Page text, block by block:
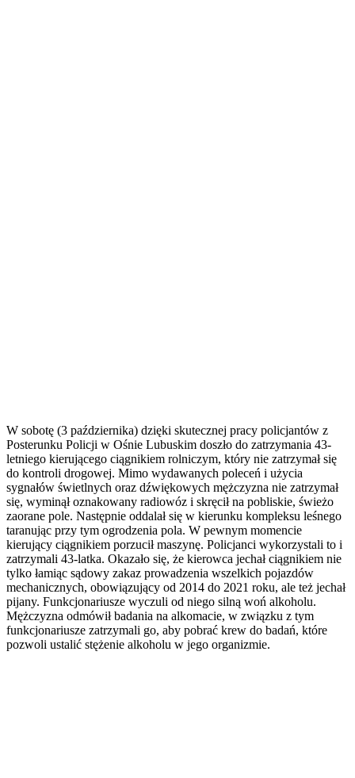
W sobotę (3 października) dzięki skutecznej pracy policjantów z
Posterunku Policji w Ośnie Lubuskim doszło do zatrzymania 43-
letniego kierującego ciągnikiem rolniczym, który nie zatrzymał się
do kontroli drogowej. Mimo wydawanych poleceń i użycia
sygnałów świetlnych oraz dźwiękowych mężczyzna nie zatrzymał
się, wyminął oznakowany radiowóz i skręcił na pobliskie, świeżo
zaorane pole. Następnie oddalał się w kierunku kompleksu leśnego
taranując przy tym ogrodzenia pola. W pewnym momencie
kierujący ciągnikiem porzucił maszynę. Policjanci wykorzystali to i
zatrzymali 43-latka. Okazało się, że kierowca jechał ciągnikiem nie
tylko łamiąc sądowy zakaz prowadzenia wszelkich pojazdów
mechanicznych, obowiązujący od 2014 do 2021 roku, ale też jechał
pijany. Funkcjonariusze wyczuli od niego silną woń alkoholu.
Mężczyzna odmówił badania na alkomacie, w związku z tym
funkcjonariusze zatrzymali go, aby pobrać krew do badań, które
pozwoli ustalić stężenie alkoholu w jego organizmie.